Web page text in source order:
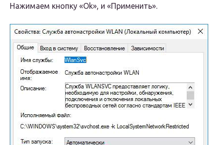
Нажимаeм кнопку «Ok», и «Примeнить».